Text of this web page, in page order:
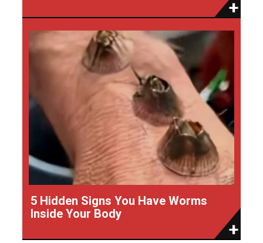
5 Hidden Signs You Have Worms
Inside Your Body